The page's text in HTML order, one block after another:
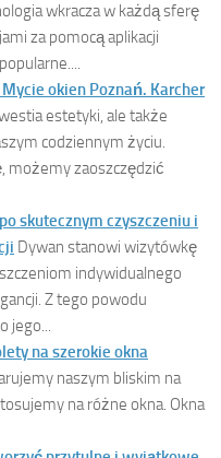
wkracza w każdą sferę
za pomocą aplikacji
okien Poznań. Karcher
estetyki, ale także
codziennym życiu.
możemy zaoszczędzić
skutecznym czyszczeniu i
Dywan stanowi wizytówkę
indywidualnego
Z tego powodu
jego...
na szerokie okna
naszym bliskim na
na różne okna. Okna